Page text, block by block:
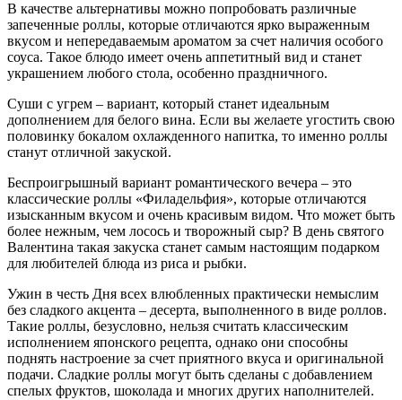
В качестве альтернативы можно попробовать различные
запеченные роллы, которые отличаются ярко выраженным
вкусом и непередаваемым ароматом за счет наличия особого
соуса. Такое блюдо имеет очень аппетитный вид и станет
украшением любого стола, особенно праздничного.
Суши с угрем – вариант, который станет идеальным
дополнением для белого вина. Если вы желаете угостить свою
половинку бокалом охлажденного напитка, то именно роллы
станут отличной закуской.
Беспроигрышный вариант романтического вечера – это
классические роллы «Филадельфия», которые отличаются
изысканным вкусом и очень красивым видом. Что может быть
более нежным, чем лосось и творожный сыр? В день святого
Валентина такая закуска станет самым настоящим подарком
для любителей блюда из риса и рыбки.
Ужин в честь Дня всех влюбленных практически немыслим
без сладкого акцента – десерта, выполненного в виде роллов.
Такие роллы, безусловно, нельзя считать классическим
исполнением японского рецепта, однако они способны
поднять настроение за счет приятного вкуса и оригинальной
подачи. Сладкие роллы могут быть сделаны с добавлением
спелых фруктов, шоколада и многих других наполнителей.